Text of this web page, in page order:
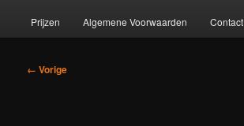
Prijzen Algemene Voorwaarden Contact
Afbeeldingsnavigatie
← Vorige